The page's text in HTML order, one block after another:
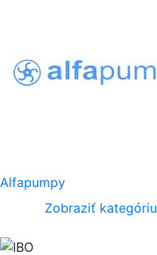
Alfapumpy
Zobraziť kategóriu